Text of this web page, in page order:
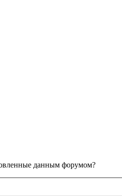
данным форумом?